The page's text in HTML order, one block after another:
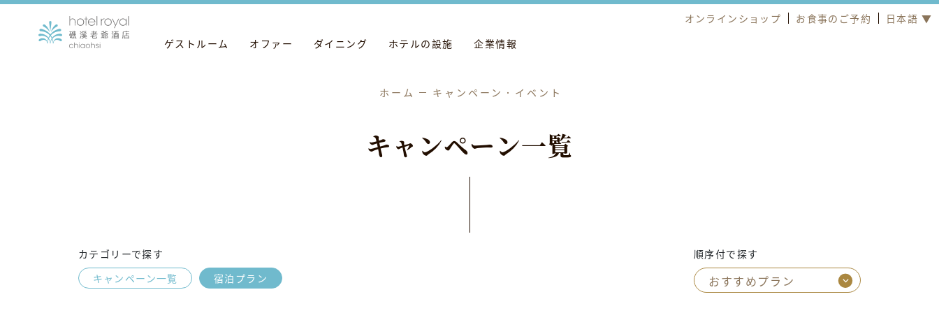
ゲストルーム オファー ダイニング ホテルの設施 企業情報
オンラインショップ お食事のご予約 日本語 ▼
ホーム キャンペーン．イベント
キャ ンペーン一覧
カテゴリーで探す
キャンペーン一覧
宿泊プラン
順序付で探す